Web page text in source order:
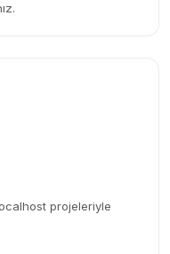
projeleriyle